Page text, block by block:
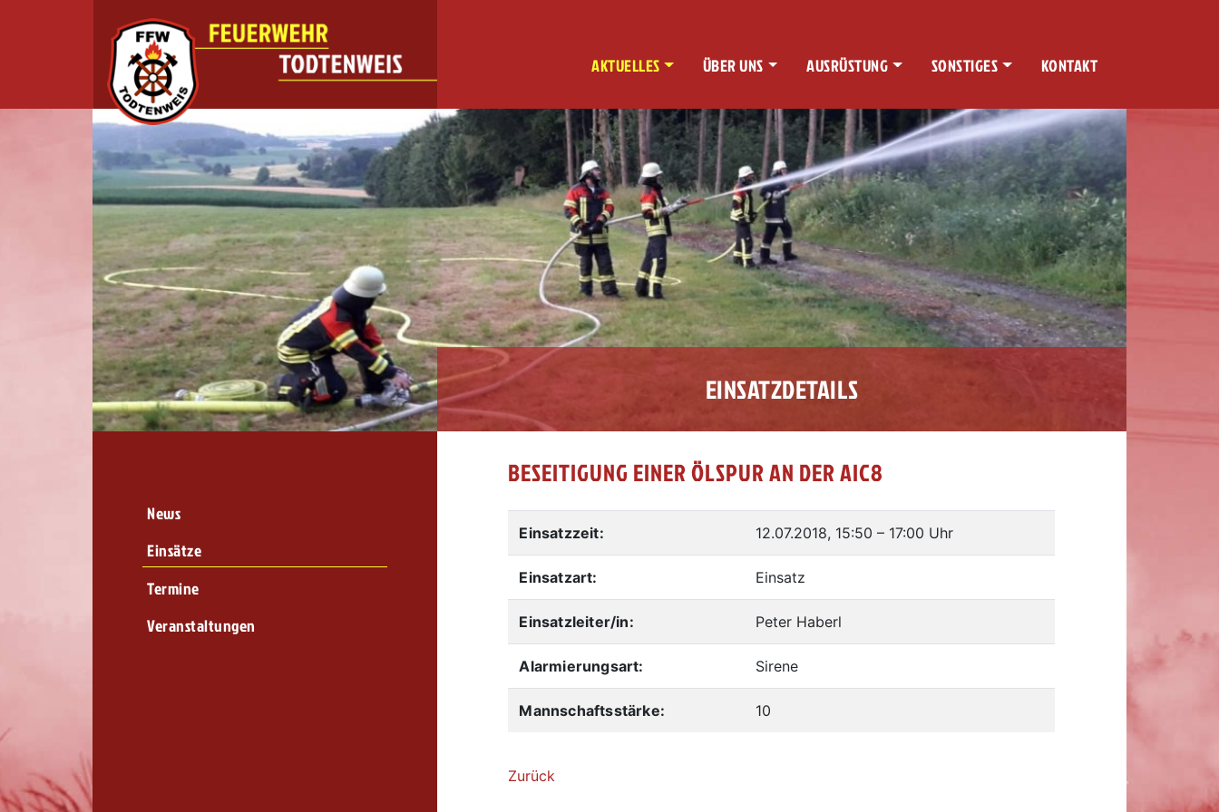
AKTUELLES ÜBER UNS AUSRÜSTUNG SONSTIGES KONTAKT
EINSATZDETAILS
BESEITIGUNG EINER ÖLSPUR AN DER AIC8
Einsatzzeit: 12.07.2018, 15:50 – 17:00 Uhr
Einsatzart: Einsatz
Einsatzleiter/in: Peter Haberl
Alarmierungsart: Sirene
Mannschaftsstärke: 10
Zurück
News
Einsätze
Termine
Veranstaltungen